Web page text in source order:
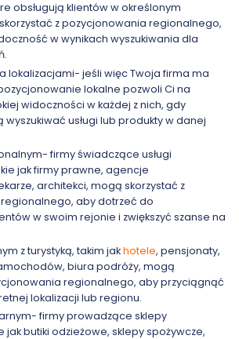
obsługują klientów w określonym
z pozycjonowania regionalnego,
w wynikach wyszukiwania dla
lokalizacjami- jeśli więc Twoja firma ma
lokalne pozwoli Ci na
widoczności w każdej z nich, gdy
wyszukiwać usługi lub produkty w danej
firmy świadczące usługi
jak firmy prawne, agencje
architekci, mogą skorzystać z
aby dotrzeć do
w swoim rejonie i zwiększyć szanse na
z turystyką, takim jakhotele, pensjonaty,
biura podróży, mogą
regionalnego, aby przyciągnąć
lokalizacji lub regionu.
firmy prowadzące sklepy
jak butiki odzieżowe, sklepy spożywcze,